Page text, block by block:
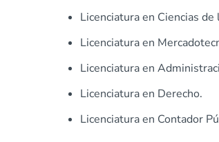
Licenciatura en Ciencias de
Licenciatura en
Licenciatura en
Licenciatura en Derecho.
Licenciatura en Contador